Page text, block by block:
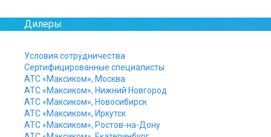
Дилеры
Условия сотрудничества
Сертифицированные специалисты
АТС «Максиком», Москва
АТС «Максиком», Нижний Новгород
АТС «Максиком», Новосибирск
АТС «Максиком», Иркутск
АТС «Максиком», Ростов-на-Дону